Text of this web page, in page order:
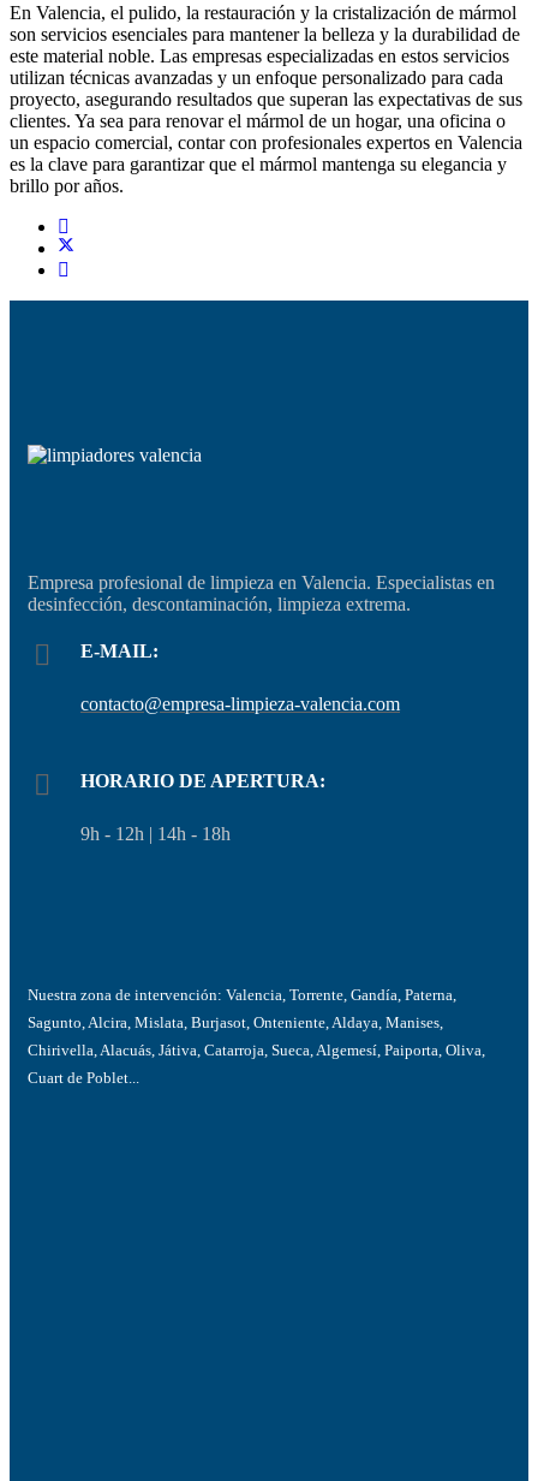
En Valencia, el pulido, la restauración y la cristalización de mármol
son servicios esenciales para mantener la belleza y la durabilidad de
este material noble. Las empresas especializadas en estos servicios
utilizan técnicas avanzadas y un enfoque personalizado para cada
proyecto, asegurando resultados que superan las expectativas de sus
clientes. Ya sea para renovar el mármol de un hogar, una oficina o
un espacio comercial, contar con profesionales expertos en Valencia
es la clave para garantizar que el mármol mantenga su elegancia y
brillo por años.
Empresa profesional de limpieza en Valencia. Especialistas en
desinfección, descontaminación, limpieza extrema.
E-MAIL:
contacto@empresa-limpieza-valencia.com
HORARIO DE APERTURA:
9h - 12h | 14h - 18h
Nuestra zona de intervención: Valencia, Torrente, Gandía, Paterna,
Sagunto, Alcira, Mislata, Burjasot, Onteniente, Aldaya, Manises,
Chirivella, Alacuás, Játiva, Catarroja, Sueca, Algemesí, Paiporta, Oliva,
Cuart de Poblet...